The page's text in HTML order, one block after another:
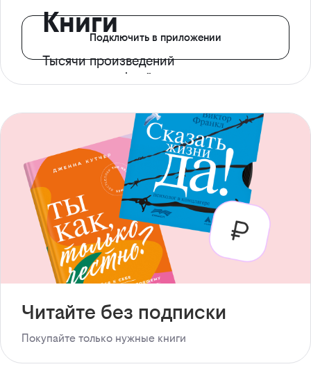
Книги
Тысячи произведений
с доступом офлайн
Подключить в приложении
Читайте без подписки
Покупайте только нужные книги